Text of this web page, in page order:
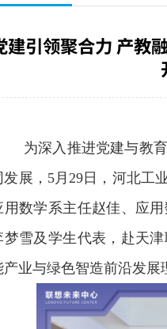
建引领聚合力 产教
为深入推进党建与教
发展，5月29日，河北工
用数学系主任赵佳、应
梦雪及学生代表，赴天
产业与绿色智造前沿发展